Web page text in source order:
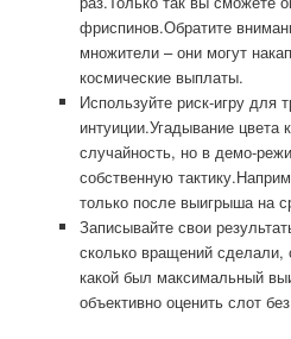
фриспинов.Обратите
множители – они могут
космические выплаты.
Используйте риск-игру для
интуиции.Угадывание цвета
случайность, но в демо-
собственную
только после выигрыша на
Записывайте свои
сколько вращений сделали,
какой был максимальный
объективно оценить слот